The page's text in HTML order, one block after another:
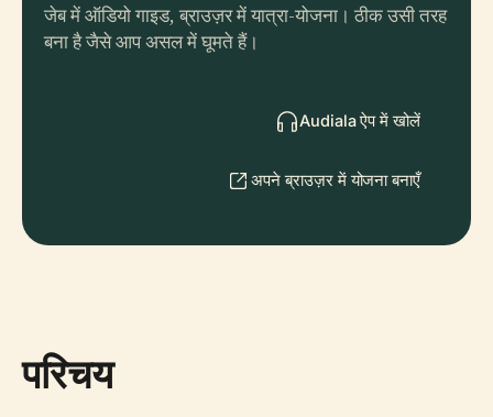
जेब में ऑडियो गाइड, ब्राउज़र में यात्रा-योजना। ठीक उसी तरह
बना है जैसे आप असल में घूमते हैं।
Audiala ऐप में खोलें
अपने ब्राउज़र में योजना बनाएँ
परिचय